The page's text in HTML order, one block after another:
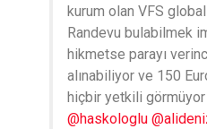
kurum olan VFS
Randevu bulabilmek
hikmetse parayı
alınabiliyor ve 150
hiçbir yetkili görmüyor
@haskologlu